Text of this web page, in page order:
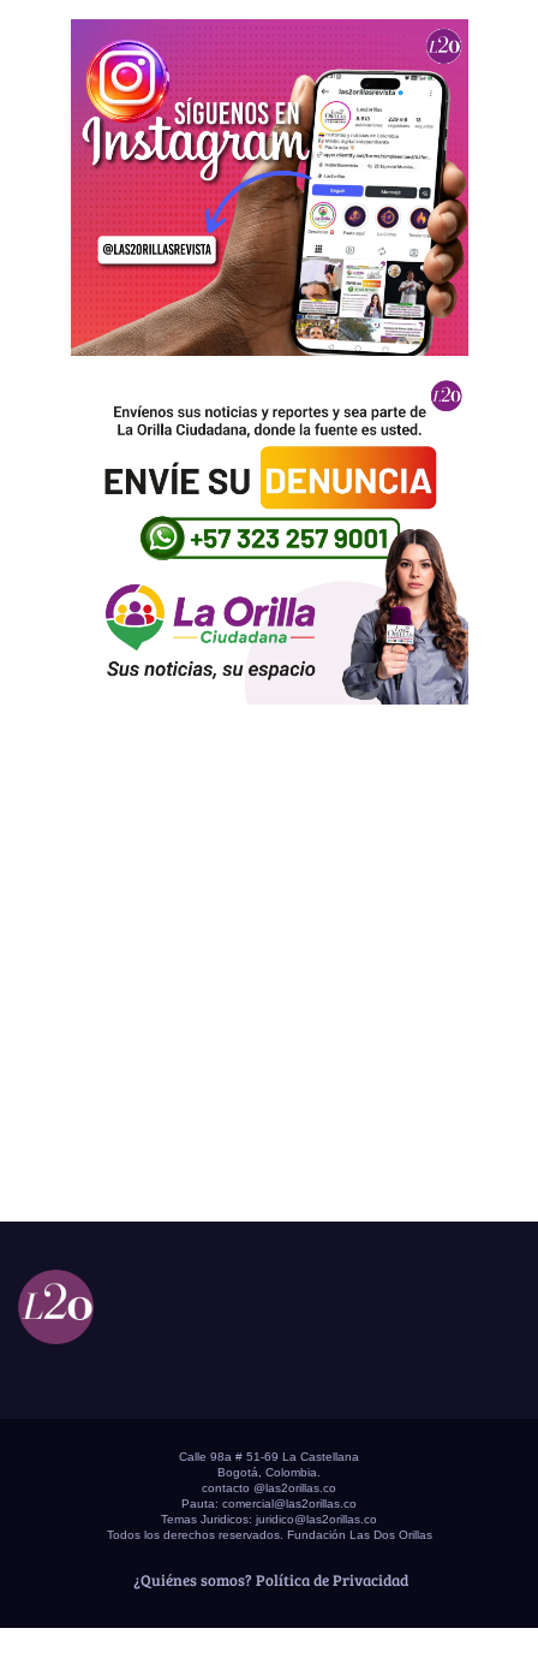
Calle 98a # 51-69 La Castellana
Bogotá, Colombia.
contacto @las2orillas.co
Pauta: comercial@las2orillas.co
Temas Juridicos: juridico@las2orillas.co
Todos los derechos reservados. Fundación Las Dos Orillas
¿Quiénes somos? Política de Privacidad